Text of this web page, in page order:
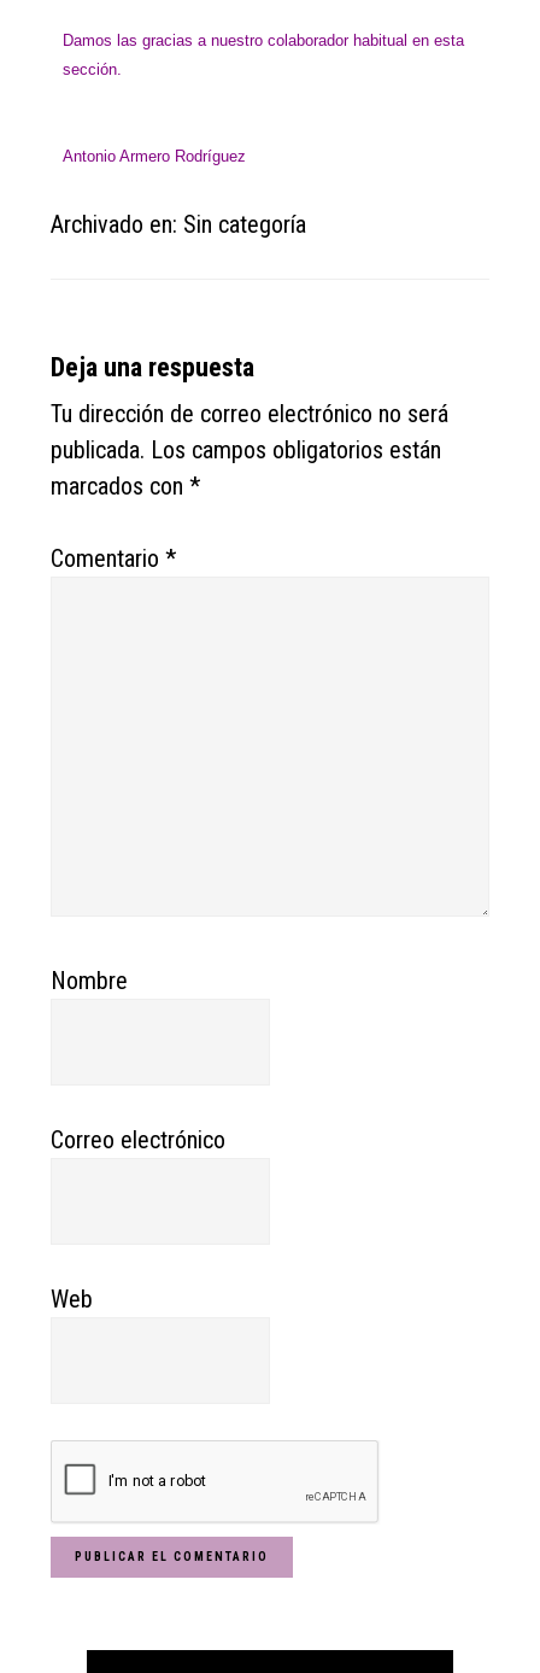
Damos las gracias a nuestro colaborador habitual en esta
sección.
Antonio Armero Rodríguez
Archivado en: Sin categoría
Reader
Interactions
Deja una respuesta
Tu dirección de correo electrónico no será
publicada. Los campos obligatorios están
marcados con*
Comentario*
Nombre
Correo electrónico
Web
Primary